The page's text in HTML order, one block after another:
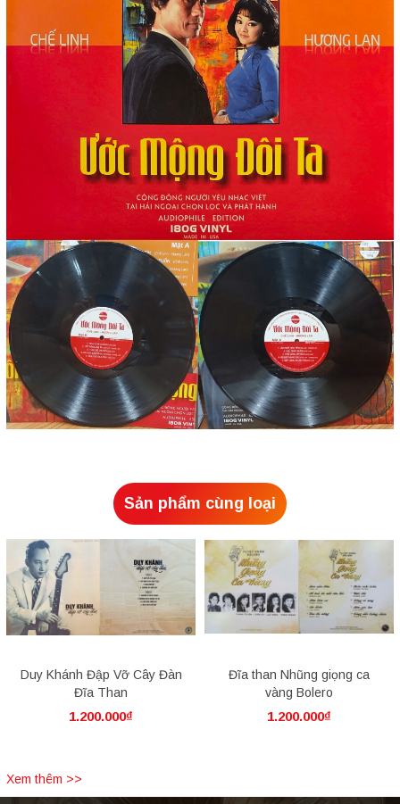
Sản phẩm cùng loại
Duy Khánh Đập Vỡ Cây Đàn
Đĩa Than
1.200.000₫
Đĩa than Nhũng giọng ca
vàng Bolero
1.200.000₫
Xem thêm >>